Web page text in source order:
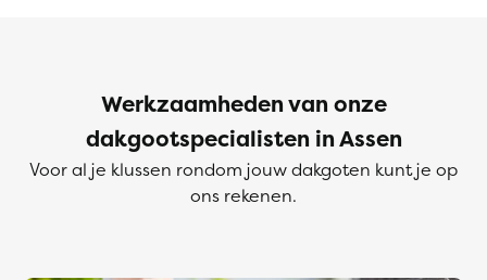
Werkzaamheden van onze
dakgootspecialisten in Assen
Voor al je klussen rondom jouw dakgoten kunt je op
ons rekenen.